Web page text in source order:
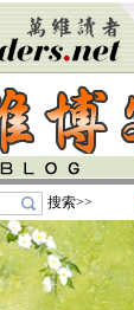
搜索>>